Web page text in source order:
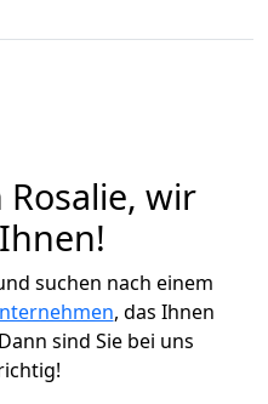
wir
suchen nach einem
, das Ihnen
sind Sie bei uns